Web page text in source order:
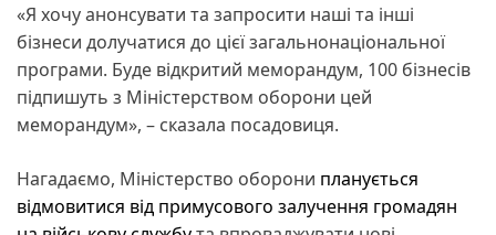
«Я хочу анонсувати та запросити наші та інші
бізнеси долучатися до цієї загальнонаціональної
програми. Буде відкритий меморандум, 100 бізнесів
підпишуть з Міністерством оборони цей
меморандум», – сказала посадовиця.
Нагадаємо, Міністерство оборони планується
відмовитися від примусового залучення громадян